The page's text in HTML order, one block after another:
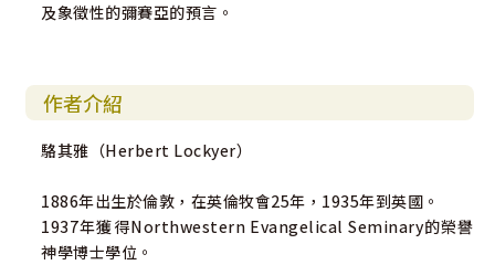
及象徵性的彌賽亞的預言。
作者介紹
駱其雅（Herbert Lockyer）
1886年出生於倫敦，在英倫牧會25年，1935年到英國。
1937年獲得Northwestern Evangelical Seminary的榮譽
神學博士學位。